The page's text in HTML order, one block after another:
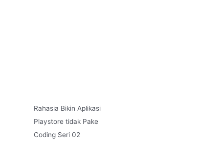
Rahasia Bikin Aplikasi
Playstore tidak Pake
Coding Seri 02